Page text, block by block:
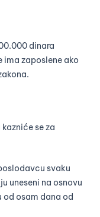
dinara
ima zaposlene ako
se za
svaku
uneseni na osnovu
od osam dana od